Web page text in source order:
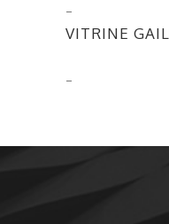
–
VITRINE
–